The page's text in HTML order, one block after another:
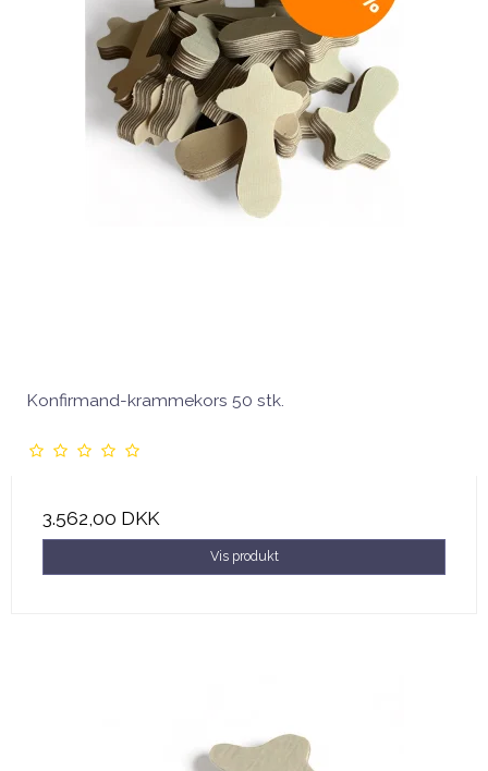
Konfirmand-krammekors 50 stk.
3.562,00 DKK
Vis produkt